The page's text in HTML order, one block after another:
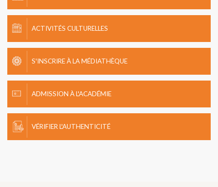
ACTIVITÉS CULTURELLES
S'INSCRIRE À LA MÉDIATHÈQUE
ADMISSION À L'ACADÉMIE
VÉRIFIER L'AUTHENTICITÉ